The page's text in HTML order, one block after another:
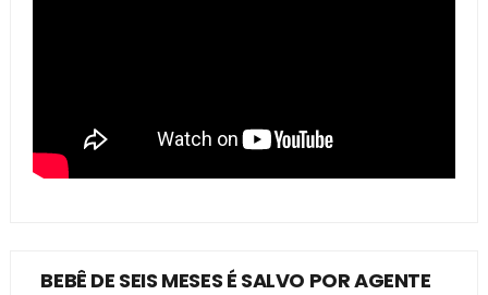
BEBÊ DE SEIS MESES É SALVO POR AGENTE